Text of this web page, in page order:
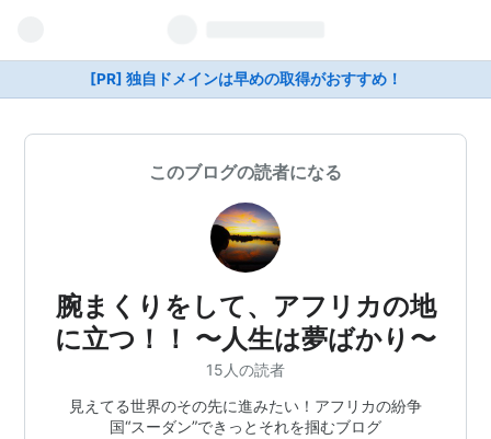
[PR] 独自ドメインは早めの取得がおすすめ！
このブログの読者になる
腕まくりをして、アフリカの地
に立つ！！ 〜人生は夢ばかり〜
15人の読者
見えてる世界のその先に進みたい！アフリカの紛争
国“スーダン”できっとそれを掴むブログ